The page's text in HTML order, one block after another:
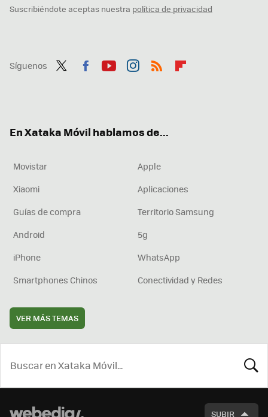
Suscribiéndote aceptas nuestra política de privacidad
Síguenos
En Xataka Móvil hablamos de...
Movistar
Apple
Xiaomi
Aplicaciones
Guías de compra
Territorio Samsung
Android
5g
iPhone
WhatsApp
Smartphones Chinos
Conectividad y Redes
VER MÁS TEMAS
SUBIR